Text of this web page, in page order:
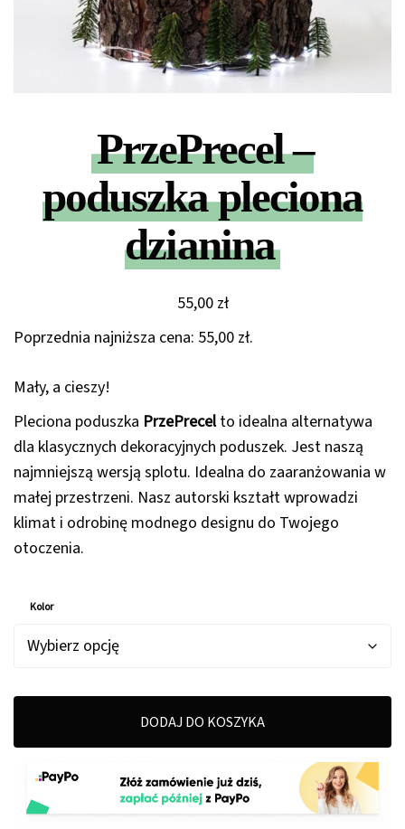
PrzePrecel –
poduszka pleciona
dzianina
55,00 zł
Poprzednia najniższa cena: 55,00 zł.
Mały, a cieszy!
Pleciona poduszka PrzePrecelto idealna alternatywa
dla klasycznych dekoracyjnych poduszek. Jest naszą
najmniejszą wersją splotu. Idealna do zaaranżowania w
małej przestrzeni. Nasz autorski kształt wprowadzi
klimat i odrobinę modnego designu do Twojego
otoczenia.
Kolor
DODAJ DO KOSZYKA